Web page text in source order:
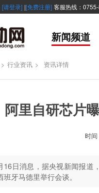
[请登录] |[免费注册] 客服热线：
新闻频道
> 行业资讯 > 资讯详情
阿里自研芯片
时间
16日消息，据央视新闻报道
班牙马德里举行会谈。